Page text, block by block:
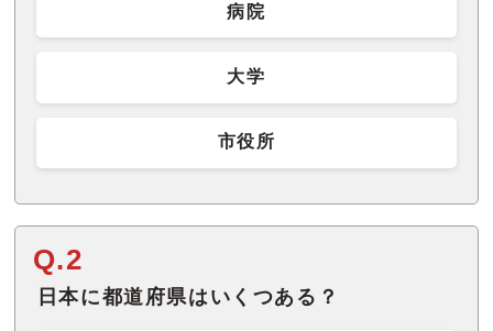
病院
大学
市役所
Q.2
日本に都道府県はいくつある？